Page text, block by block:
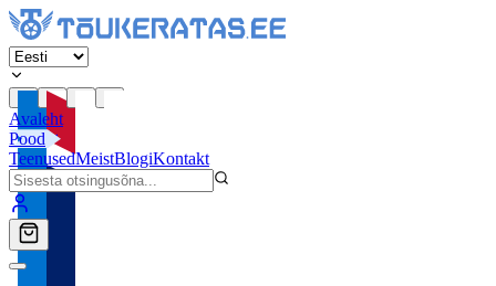
Avaleht
Pood
TeenusedMeistBlogiKontakt